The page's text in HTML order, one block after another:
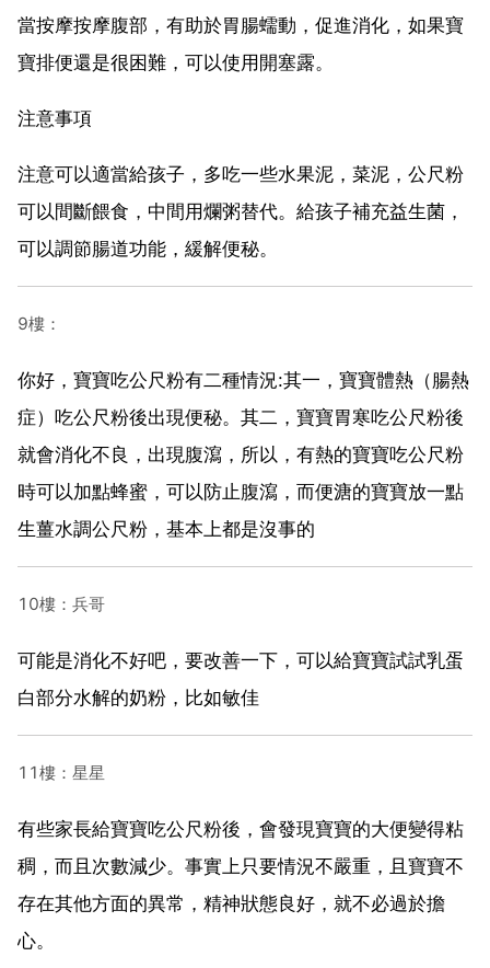
當按摩按摩腹部，有助於胃腸蠕動，促進消化，如果寶
寶排便還是很困難，可以使用開塞露。
注意事項
注意可以適當給孩子，多吃一些水果泥，菜泥，公尺粉
可以間斷餵食，中間用爛粥替代。給孩子補充益生菌，
可以調節腸道功能，緩解便秘。
9樓：
你好，寶寶吃公尺粉有二種情況:其一，寶寶體熱（腸熱
症）吃公尺粉後出現便秘。其二，寶寶胃寒吃公尺粉後
就會消化不良，出現腹瀉，所以，有熱的寶寶吃公尺粉
時可以加點蜂蜜，可以防止腹瀉，而便溏的寶寶放一點
生薑水調公尺粉，基本上都是沒事的
10樓：兵哥
可能是消化不好吧，要改善一下，可以給寶寶試試乳蛋
白部分水解的奶粉，比如敏佳
11樓：星星
有些家長給寶寶吃公尺粉後，會發現寶寶的大便變得粘
稠，而且次數減少。事實上只要情況不嚴重，且寶寶不
存在其他方面的異常，精神狀態良好，就不必過於擔
心。